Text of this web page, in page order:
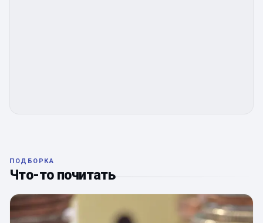
ПОДБОРКА
Что-то почитать